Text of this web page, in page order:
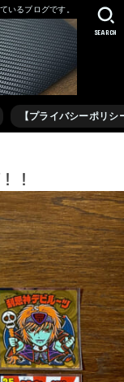
いるブログです。
【プライバシーポリシ
SEARCH
！